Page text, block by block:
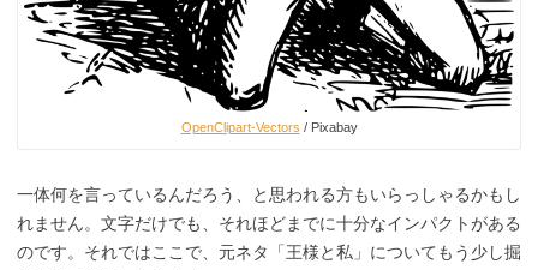
OpenClipart-Vectors / Pixabay
一体何を言っているんだろう、と思われる方もいらっしゃるかもし
れません。文字だけでも、それほどまでに十分なインパクトがある
のです。それではここで、元ネタ「王様と私」についてもう少し掘